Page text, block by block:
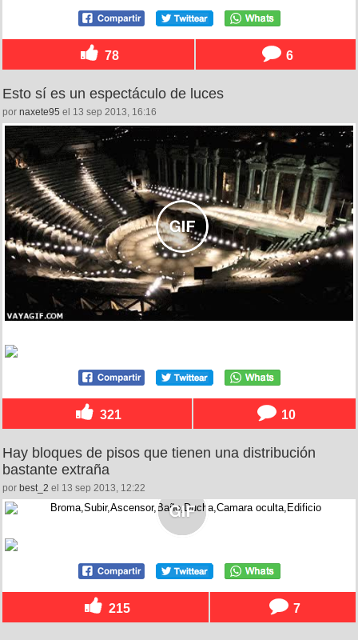
78 6
Esto sí es un espectáculo de luces
por naxete95 el 13 sep 2013, 16:16
321 10
Hay bloques de pisos que tienen una distribución
bastante extraña
por best_2 el 13 sep 2013, 12:22
215 7